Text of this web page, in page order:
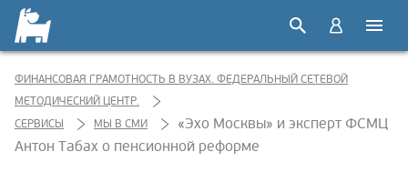
ФИНАНСОВАЯ ГРАМОТНОСТЬ В ВУЗАХ. ФЕДЕРАЛЬНЫЙ СЕТЕВОЙ
МЕТОДИЧЕСКИЙ ЦЕНТР.
СЕРВИСЫ
МЫ В СМИ
«Эхо Москвы» и эксперт ФСМЦ
Антон Табах о пенсионной реформе